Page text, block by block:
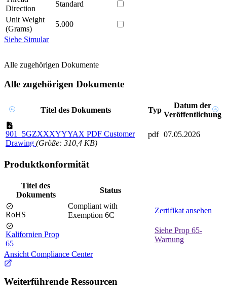
Direction
Standard
Unit Weight
(Grams)
5.000
Siehe Simular
Alle zugehörigen Dokumente
Alle zugehörigen Dokumente
Titel des Dokuments Typ
Datum der
Veröffentlichung
901_5GZXXXYYYAX PDF Customer
Drawing (Größe: 310,4 KB)
pdf 07.05.2026
Produktkonformität
Titel des
Dokuments
Status
RoHS
Compliant with
Exemption 6C
Zertifikat ansehen
Kalifornien Prop
65
Siehe Prop 65-
Warnung
Ansicht Compliance Center
Weiterführende Ressourcen